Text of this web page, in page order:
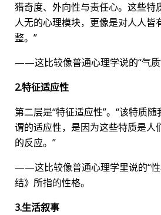
猎奇度、外向性与责任心。这些特
人无的心理模块，更像是对人人皆
整。”
——这比较像普通心理学说的“气质”
2.特征适应性
第二层是“特征适应性”。“该特质
谓的适应性，是因为这些特质是人
的反应。”
——这比较像普通心理学里说的“性
结》所指的性格。
3.生活叙事